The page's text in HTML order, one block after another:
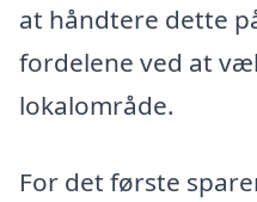
at håndtere dette
fordelene ved at
lokalområde.
For det første